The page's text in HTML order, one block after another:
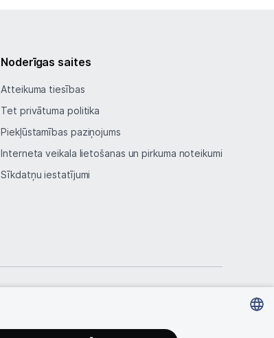
Noderīgas saites
Atteikuma tiesības
Tet privātuma politika
Piekļūstamības paziņojums
Interneta veikala lietošanas un pirkuma noteikumi
Sīkdatņu iestatījumi